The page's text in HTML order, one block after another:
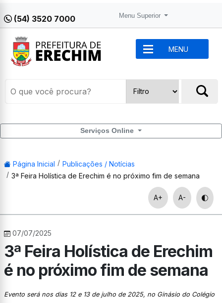
(54) 3520 7000 Menu Superior
MENU
Serviços Online
Página Inicial
Publicações / Notícias
3ª Feira Holística de Erechim é no próximo fim de semana
A+ A-
07/07/2025
3ª Feira Holística de Erechim
é no próximo fim de semana
Evento será nos dias 12 e 13 de julho de 2025, no Ginásio do Colégio